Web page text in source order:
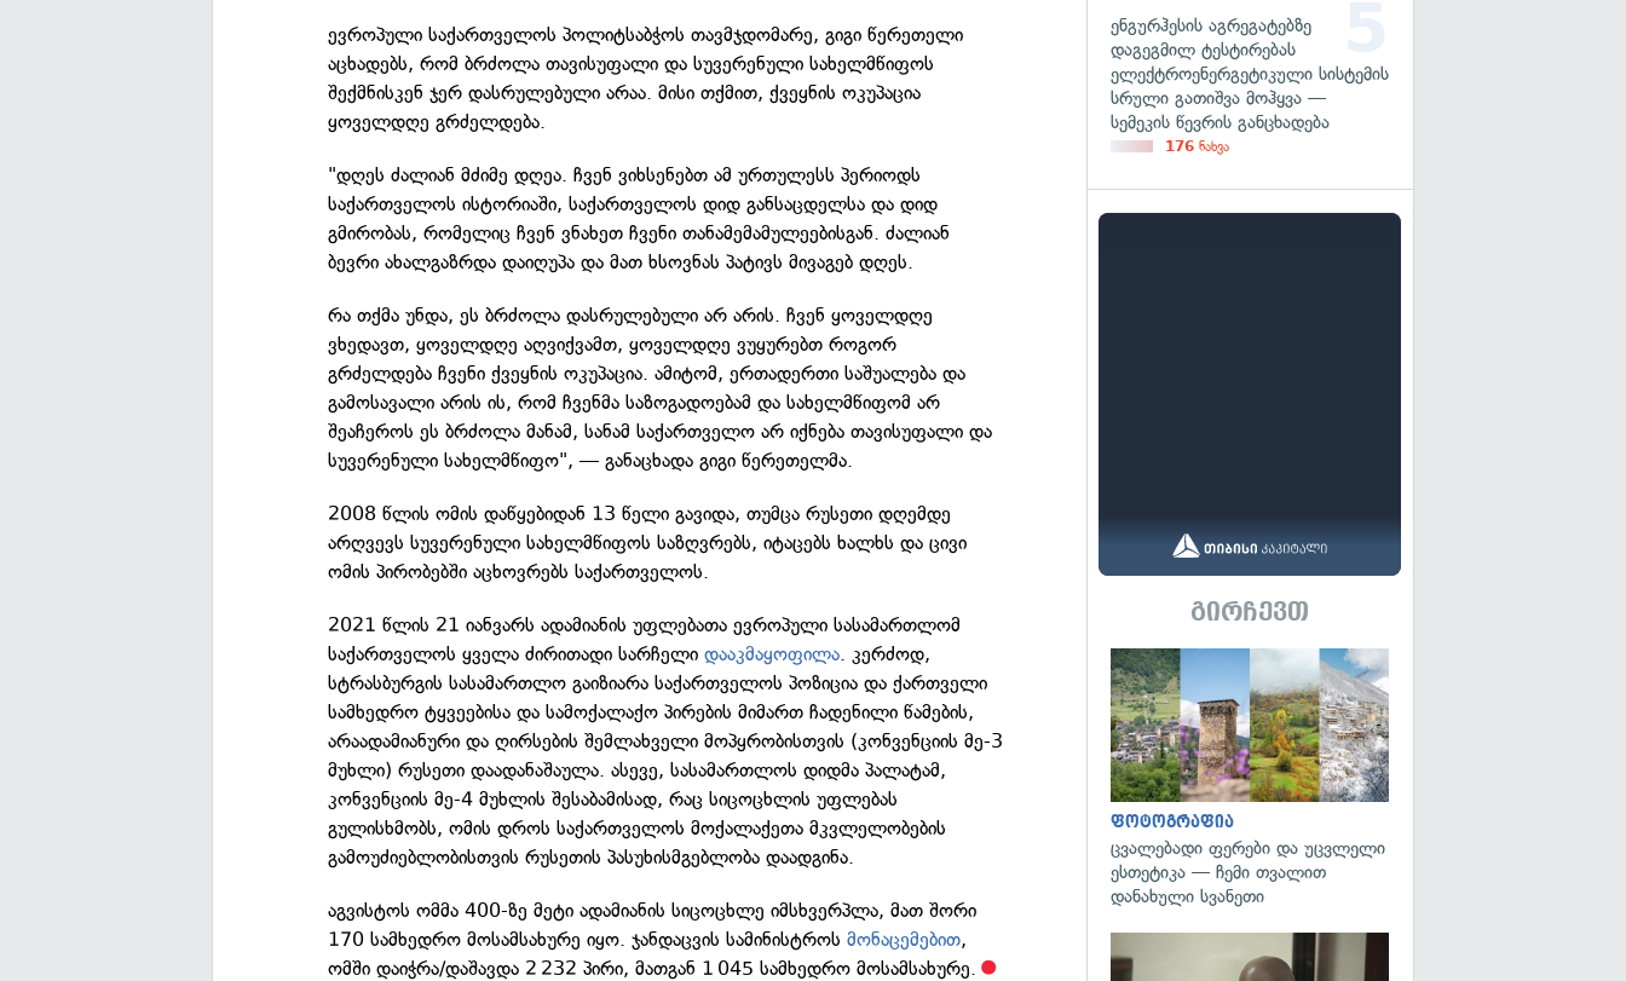
ევროპული საქართველოს პოლიტსაბჭოს თავმჯდომარე, გიგი წერეთელი
აცხადებს, რომ ბრძოლა თავისუფალი და სუვერენული სახელმწიფოს
შექმნისკენ ჯერ დასრულებული არაა. მისი თქმით, ქვეყნის ოკუპაცია
ყოველდღე გრძელდება.
"დღეს ძალიან მძიმე დღეა. ჩვენ ვიხსენებთ ამ ურთულესს პერიოდს
საქართველოს ისტორიაში, საქართველოს დიდ განსაცდელსა და დიდ
გმირობას, რომელიც ჩვენ ვნახეთ ჩვენი თანამემამულეებისგან. ძალიან
ბევრი ახალგაზრდა დაიღუპა და მათ ხსოვნას პატივს მივაგებ დღეს.
რა თქმა უნდა, ეს ბრძოლა დასრულებული არ არის. ჩვენ ყოველდღე
ვხედავთ, ყოველდღე აღვიქვამთ, ყოველდღე ვუყურებთ როგორ
გრძელდება ჩვენი ქვეყნის ოკუპაცია. ამიტომ, ერთადერთი საშუალება და
გამოსავალი არის ის, რომ ჩვენმა საზოგადოებამ და სახელმწიფომ არ
შეაჩეროს ეს ბრძოლა მანამ, სანამ საქართველო არ იქნება თავისუფალი და
სუვერენული სახელმწიფო", — განაცხადა გიგი წერეთელმა.
2008 წლის ომის დაწყებიდან 13 წელი გავიდა, თუმცა რუსეთი დღემდე
არღვევს სუვერენული სახელმწიფოს საზღვრებს, იტაცებს ხალხს და ცივი
ომის პირობებში აცხოვრებს საქართველოს.
2021 წლის 21 იანვარს ადამიანის უფლებათა ევროპული სასამართლომ
საქართველოს ყველა ძირითადი სარჩელიდააკმაყოფილა. კერძოდ,
სტრასბურგის სასამართლო გაიზიარა საქართველოს პოზიცია და ქართველი
სამხედრო ტყვეებისა და სამოქალაქო პირების მიმართ ჩადენილი წამების,
არაადამიანური და ღირსების შემლახველი მოპყრობისთვის (კონვენციის მე-3
მუხლი) რუსეთი დაადანაშაულა. ასევე, სასამართლოს დიდმა პალატამ,
კონვენციის მე-4 მუხლის შესაბამისად, რაც სიცოცხლის უფლებას
გულისხმობს, ომის დროს საქართველოს მოქალაქეთა მკვლელობების
გამოუძიებლობისთვის რუსეთის პასუხისმგებლობა დაადგინა.
აგვისტოს ომმა 400-ზე მეტი ადამიანის სიცოცხლე იმსხვერპლა, მათ შორი
170 სამხედრო მოსამსახურე იყო. ჯანდაცვის სამინისტროსმონაცემებით,
ომში დაიჭრა/დაშავდა 2 232 პირი, მათგან 1 045 სამხედრო მოსამსახურე.
ენგურჰესის აგრეგატებზე
დაგეგმილ ტესტირებას
ელექტროენერგეტიკული სისტემის
სრული გათიშვა მოჰყვა —
სემეკის წევრის განცხადება
176 ნახვა
გირჩევთ
ფოტოგრაფია
ცვალებადი ფერები და უცვლელი
ესთეტიკა — ჩემი თვალით
დანახული სვანეთი